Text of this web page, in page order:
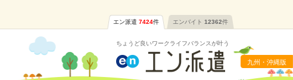
エン派遣 7424件 エンバイト 12362件
ちょうど良いワークライフバランスが叶う
九州・沖縄版